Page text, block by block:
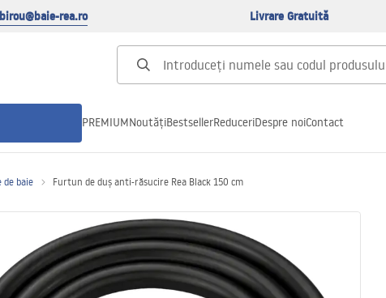
birou@baie-rea.ro Livrare Gratuită
de dus
PREMIUMNoutățiBestsellerReduceriDespre noiContact
de baie Furtun de duș anti-răsucire Rea Black 150 cm